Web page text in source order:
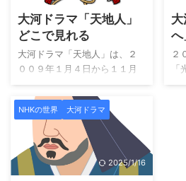
軍を食い止める「しんがり」
を担うことになり、小一郎
（仲野太賀）は、その中でも
最も危険な役目を引き受け
る。兄弟の命がけの撤退戦が
始まる！ その頃、京で長政
近）は、ある決意を固めてい
た。 （NHK公式HP） どこで
見れるのか視聴方法を知りた
い！ NHKドラマ「豊臣兄弟」
の第１４回「 ...
始
は
大河ドラマ「天地人」
どこで見れる
大河ドラマ「天地人」は、２
００９年１月４日から１１月
２２日まで放送された第４８
作品目の大河ドラマです。こ
のドラマの前作が「篤姫」で
あり、視聴率も高くスタート
です。一方、上杉家の家老で
ある直江兼続を主人公として
描いているため、史実とは異
へ
２
第
NHKの世界 大河ドラマ
2025/1/16